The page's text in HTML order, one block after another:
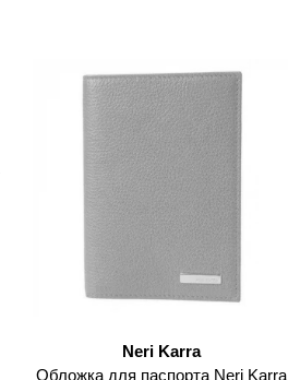
Neri Karra
Обложка для паспорта Neri Karra